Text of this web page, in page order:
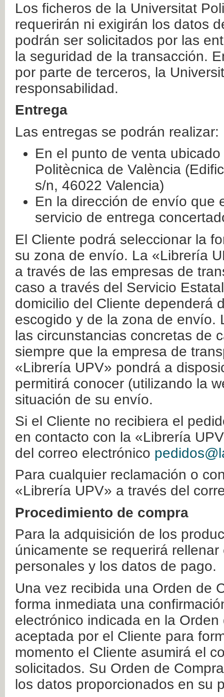
Los ficheros de la Universitat
requerirán ni exigirán los datos
podrán ser solicitados por las
la seguridad de la transacción.
por parte de terceros, la
responsabilidad.
Entrega
Las entregas se podrán realizar:
En el punto de venta
Politècnica de València
s/n, 46022 Valencia)
En la dirección de envío que
servicio de entrega
El Cliente podrá seleccionar la
su zona de envío. La «Librería
a través de las empresas de
caso a través del Servicio
domicilio del Cliente dependerá
escogido y de la zona de envío.
las circunstancias concretas de
siempre que la empresa de
«Librería UPV» pondrá a
permitirá conocer (utilizando la
situación de su envío.
Si el Cliente no recibiera el
en contacto con la «Librería
del correo electrónico
Para cualquier reclamación o
«Librería UPV» a través del
Procedimiento de compra
Para la adquisición de los
únicamente se requerirá
personales y los datos de pago.
Una vez recibida una Orden de
forma inmediata una
electrónico indicada en la
aceptada por el Cliente para
momento el Cliente asumirá el
solicitados. Su Orden de
los datos proporcionados en su